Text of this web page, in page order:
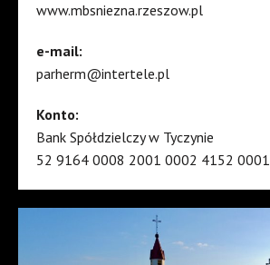
www.mbsniezna.rzeszow.pl
e-mail:
parherm@intertele.pl
Konto:
Bank Spółdzielczy w Tyczynie
52 9164 0008 2001 0002 4152 0001